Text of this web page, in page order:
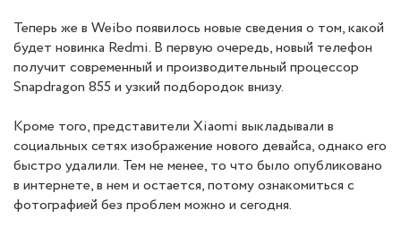
Теперь же в Weibo появилось новые сведения о том, какой
будет новинка Redmi. В первую очередь, новый телефон
получит современный и производительный процессор
Snapdragon 855 и узкий подбородок внизу.
Кроме того, представители Xiaomi выкладывали в
социальных сетях изображение нового девайса, однако его
быстро удалили. Тем не менее, то что было опубликовано
в интернете, в нем и остается, потому ознакомиться с
фотографией без проблем можно и сегодня.